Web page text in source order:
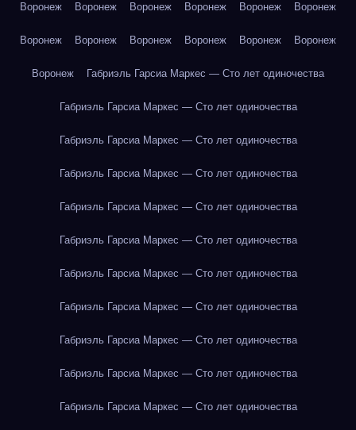
Воронеж Воронеж Воронеж Воронеж Воронеж Воронеж
Воронеж Воронеж Воронеж Воронеж Воронеж Воронеж
Воронеж Габриэль Гарсиа Маркес — Сто лет одиночества
Габриэль Гарсиа Маркес — Сто лет одиночества
Габриэль Гарсиа Маркес — Сто лет одиночества
Габриэль Гарсиа Маркес — Сто лет одиночества
Габриэль Гарсиа Маркес — Сто лет одиночества
Габриэль Гарсиа Маркес — Сто лет одиночества
Габриэль Гарсиа Маркес — Сто лет одиночества
Габриэль Гарсиа Маркес — Сто лет одиночества
Габриэль Гарсиа Маркес — Сто лет одиночества
Габриэль Гарсиа Маркес — Сто лет одиночества
Габриэль Гарсиа Маркес — Сто лет одиночества